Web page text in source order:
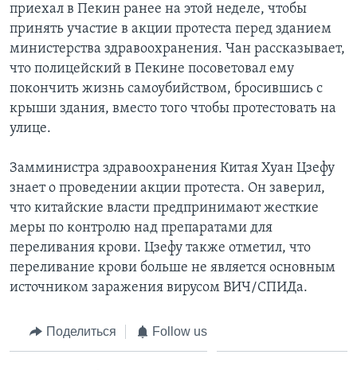
приехал в Пекин ранее на этой неделе, чтобы
принять участие в акции протеста перед зданием
министерства здравоохранения. Чан рассказывает,
что полицейский в Пекине посоветовал ему
покончить жизнь самоубийством, бросившись с
крыши здания, вместо того чтобы протестовать на
улице.
Замминистра здравоохранения Китая Хуан Цзефу
знает о проведении акции протеста. Он заверил,
что китайские власти предпринимают жесткие
меры по контролю над препаратами для
переливания крови. Цзефу также отметил, что
переливание крови больше не является основным
источником заражения вирусом ВИЧ/СПИДа.
Поделиться Follow us